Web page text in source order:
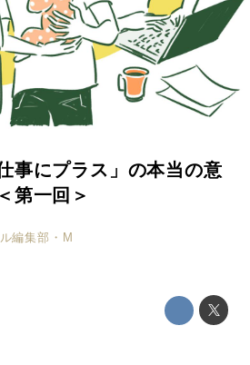
事にプラス」の本当の意
第一回＞
編集部・M